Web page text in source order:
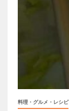
料理・グルメ・レシピ